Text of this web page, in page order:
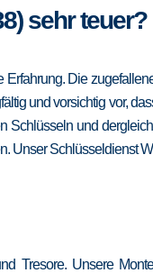
sehr teuer?
Die
und vorsichtig vor,
Schlüsseln und
Unser Schlüsseldienst
Tresore. Unsere